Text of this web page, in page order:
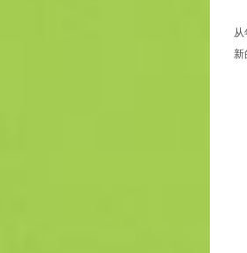
新